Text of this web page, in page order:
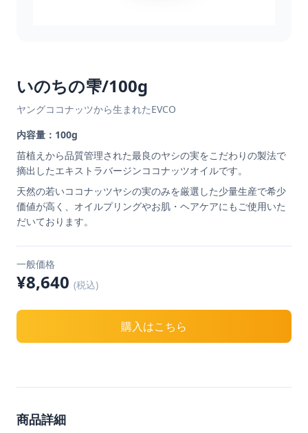
いのちの雫/100g
ヤングココナッツから生まれたEVCO
内容量：100g
苗植えから品質管理された最良のヤシの実をこだわりの製法で
摘出したエキストラバージンココナッツオイルです。
天然の若いココナッツヤシの実のみを厳選した少量生産で希少
価値が高く、オイルプリングやお肌・ヘアケアにもご使用いた
だいております。
一般価格
¥8,640 (税込)
購入はこちら
商品詳細